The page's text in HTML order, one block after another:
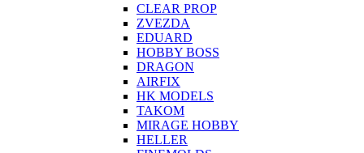
CLEAR PROP
ZVEZDA
EDUARD
HOBBY BOSS
DRAGON
AIRFIX
HK MODELS
TAKOM
MIRAGE HOBBY
HELLER